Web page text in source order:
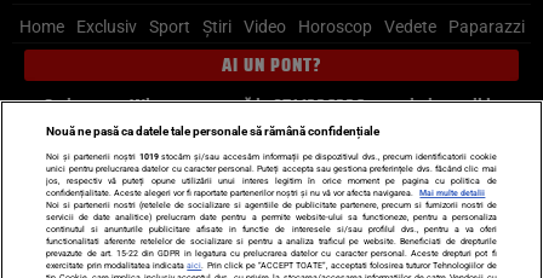
Home Exclusiv Sport Știri Video Horoscop Vedete Paparazzi
AI UN PONT?
Scrie-ne pe Whatsapp, sună la 0741226226 sau trimite mail la
pont@cancan.ro
Știri interne Știri externe
Politică
Ultimele stiri
Diete Insula Iubirii Dictionar de vise
LIFE STYLE
Horoscop
Nouă ne pasă ca datele tale personale să rămână confidențiale
Noi și partenerii noștri 1019stocăm și/sau accesăm informații pe dispozitivul dvs., precum identificatorii cookie
unici pentru prelucrarea datelor cu caracter personal. Puteți accepta sau gestiona preferințele dvs. făcând clic mai
jos, respectiv vă puteți opune utilizării unui interes legitim în orice moment pe pagina cu politica de
confidențialitate. Aceste alegeri vor fi raportate partenerilor noștri și nu vă vor afecta navigarea.
Mai multe detalii
Noi si partenerii nostri (retelele de socializare si agentiile de publicitate partenere, precum si furnizorii nostri de
servicii de date analitice) prelucram date pentru a permite website-ului sa functioneze, pentru a personaliza
continutul si anunturile publicitare afisate in functie de interesele si/sau profilul dvs., pentru a va oferi
functionalitati aferente retelelor de socializare si pentru a analiza traficul pe website. Beneficiati de drepturile
prevazute de art. 15-22 din GDPR in legatura cu prelucrarea datelor cu caracter personal. Aceste drepturi pot fi
exercitate prin modalitatea indicataaici . Prin click pe “ACCEPT TOATE”, acceptati folosirea tuturor Tehnologiilor de